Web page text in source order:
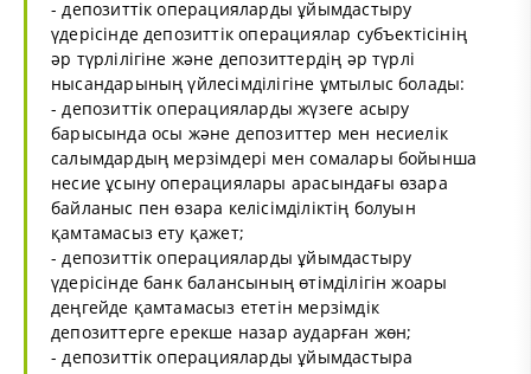
- депозиттік операцияларды ұйымдастыру
үдерісінде депозиттік операциялар субъектісінің
әр түрлілігіне және депозиттердің әр түрлі
нысандарының үйлесімділігіне ұмтылыс болады:
- депозиттік операцияларды жүзеге асыру
барысында осы және депозиттер мен несиелік
салымдардың мерзімдері мен сомалары бойынша
несие ұсыну операциялары арасындағы өзара
байланыс пен өзара келісімділіктің болуын
қамтамасыз ету қажет;
- депозиттік операцияларды ұйымдастыру
үдерісінде банк балансының өтімділігін жоары
деңгейде қамтамасыз ететін мерзімдік
депозиттерге ерекше назар аударған жөн;
- депозиттік операцияларды ұйымдастыра